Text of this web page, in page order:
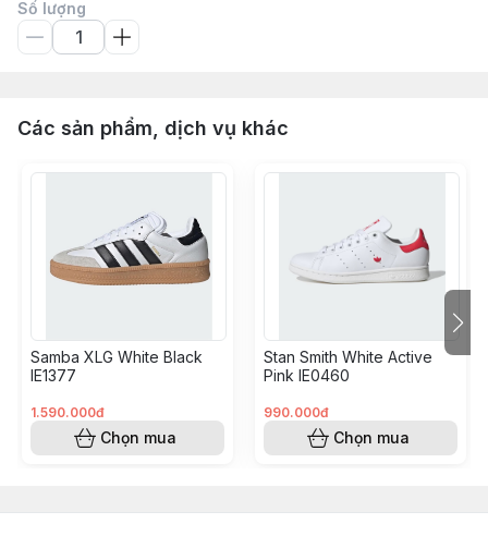
Số lượng
Các sản phẩm, dịch vụ khác
Samba XLG White Black
IE1377
1.590.000đ
Chọn mua
Stan Smith White Active
Pink IE0460
990.000đ
Chọn mua